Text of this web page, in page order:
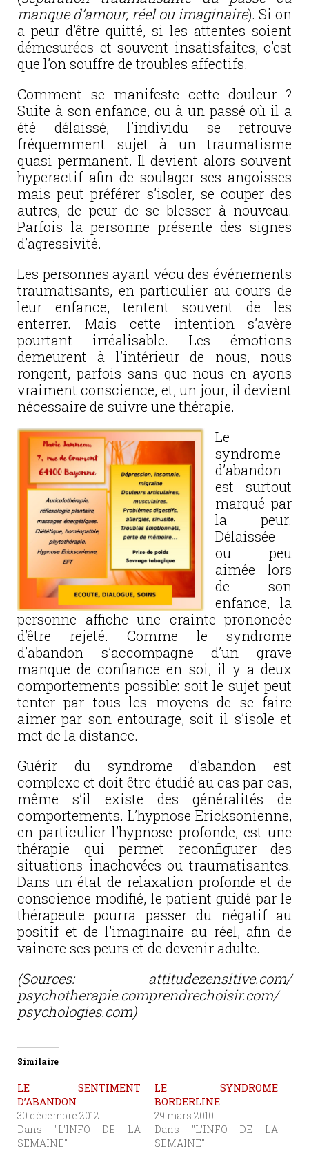
manque d’amour, réel ou imaginaire). Si on
a peur d’être quitté, si les attentes soient
démesurées et souvent insatisfaites, c’est
que l’on souffre de troubles affectifs.
Comment se manifeste cette douleur ?
Suite à son enfance, ou à un passé où il a
été délaissé, l’individu se retrouve
fréquemment sujet à un traumatisme
quasi permanent. Il devient alors souvent
hyperactif afin de soulager ses angoisses
mais peut préférer s’isoler, se couper des
autres, de peur de se blesser à nouveau.
Parfois la personne présente des signes
d’agressivité.
Les personnes ayant vécu des événements
traumatisants, en particulier au cours de
leur enfance, tentent souvent de les
enterrer. Mais cette intention s’avère
pourtant irréalisable. Les émotions
demeurent à l’intérieur de nous, nous
rongent, parfois sans que nous en ayons
vraiment conscience, et, un jour, il devient
nécessaire de suivre une thérapie.
Le
syndrome
d’abandon
est surtout
marqué par
la peur.
Délaissée
ou peu
aimée lors
de son
enfance, la
personne affiche une crainte prononcée
d’être rejeté. Comme le syndrome
d’abandon s’accompagne d’un grave
manque de confiance en soi, il y a deux
comportements possible: soit le sujet peut
tenter par tous les moyens de se faire
aimer par son entourage, soit il s’isole et
met de la distance.
Guérir du syndrome d’abandon est
complexe et doit être étudié au cas par cas,
même s’il existe des généralités de
comportements. L’hypnose Ericksonienne,
en particulier l’hypnose profonde, est une
thérapie qui permet reconfigurer des
situations inachevées ou traumatisantes.
Dans un état de relaxation profonde et de
conscience modifié, le patient guidé par le
thérapeute pourra passer du négatif au
positif et de l’imaginaire au réel, afin de
vaincre ses peurs et de devenir adulte.
(Sources: attitudezensitive.com/
psychotherapie.comprendrechoisir.com/
psychologies.com)
Similaire
LE SENTIMENT
D’ABANDON
30 décembre 2012
Dans "L'INFO DE LA
SEMAINE"
LE SYNDROME
BORDERLINE
29 mars 2010
Dans "L'INFO DE LA
SEMAINE"